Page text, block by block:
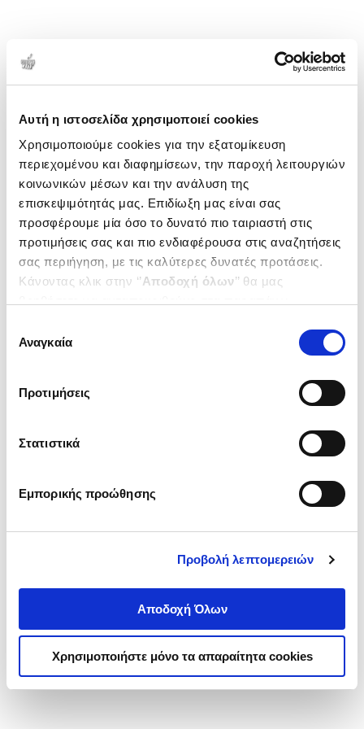
Αυτή η ιστοσελίδα χρησιμοποιεί cookies
Χρησιμοποιούμε cookies για την εξατομίκευση
περιεχομένου και διαφημίσεων, την παροχή λειτουργιών
κοινωνικών μέσων και την ανάλυση της
επισκεψιμότητάς μας. Επιδίωξη μας είναι σας
προσφέρουμε μία όσο το δυνατό πιο ταιριαστή στις
προτιμήσεις σας και πιο ενδιαφέρουσα στις αναζητήσεις
σας περιήγηση, με τις καλύτερες δυνατές προτάσεις.
Κάνοντας κλικ στην ‘’Αποδοχή όλων’’ θα μας
ενδιαφέρουν και να επιλέξετε από τα παρακάτω με την
΄΄και να ενημερωθείτε σχετικά με
συγκατάθεσης
Αναγκαία
Προτιμήσεις
Στατιστικά
Εμπορικής προώθησης
Προβολή λεπτομερειών
Αποδοχή Όλων
Χρησιμοποιήστε μόνο τα απαραίτητα cookies